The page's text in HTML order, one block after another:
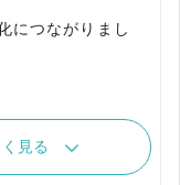
につながりまし
見る